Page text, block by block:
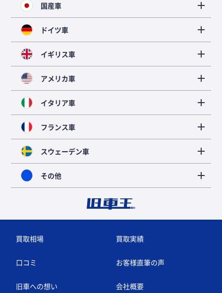
国産車
ドイツ車
イギリス車
アメリカ車
イタリア車
フランス車
スウェーデン車
その他
買取相場 買取実績
口コミ お客様直筆の声
旧車への想い 会社概要